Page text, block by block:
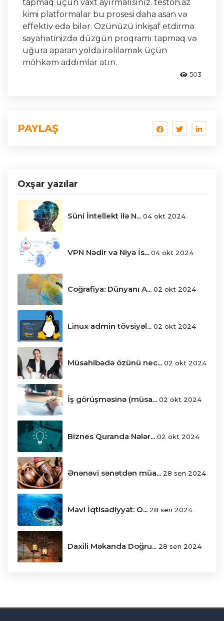
tapmaq üçün vaxt ayırmalısınız. teston.az
kimi platformalar bu prosesi daha asan və
effektiv edə bilər. Özünüzü inkişaf etdirmə
səyahətinizdə düzgün proqramı tapmaq və
uğura aparan yolda irəliləmək üçün
möhkəm addımlar atın.
503
PAYLAŞ
Oxşar yazılar
Süni İntellekt ilə N... 04 okt 2024
VPN Nədir və Niyə İs... 04 okt 2024
Coğrafiya: Dünyanı A... 02 okt 2024
Linux admin tövsiyəl... 02 okt 2024
Müsahibədə özünü nec... 02 okt 2024
İş görüşməsinə (müsa... 02 okt 2024
Biznes Quranda Nələr... 02 okt 2024
Ənənəvi sənətdən müa... 28 sen 2024
Mavi İqtisadiyyat: O... 28 sen 2024
Daxili Məkanda Doğru... 28 sen 2024